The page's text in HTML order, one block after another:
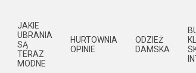
JAKIE
UBRANIA
SĄ
TERAZ
MODNE
HURTOWNIA
OPINIE
ODZIEŻ
DAMSKA